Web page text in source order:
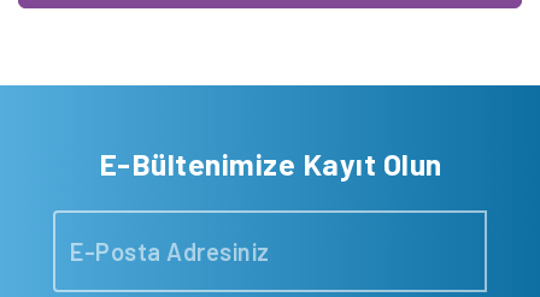
E-Bültenimize Kayıt Olun